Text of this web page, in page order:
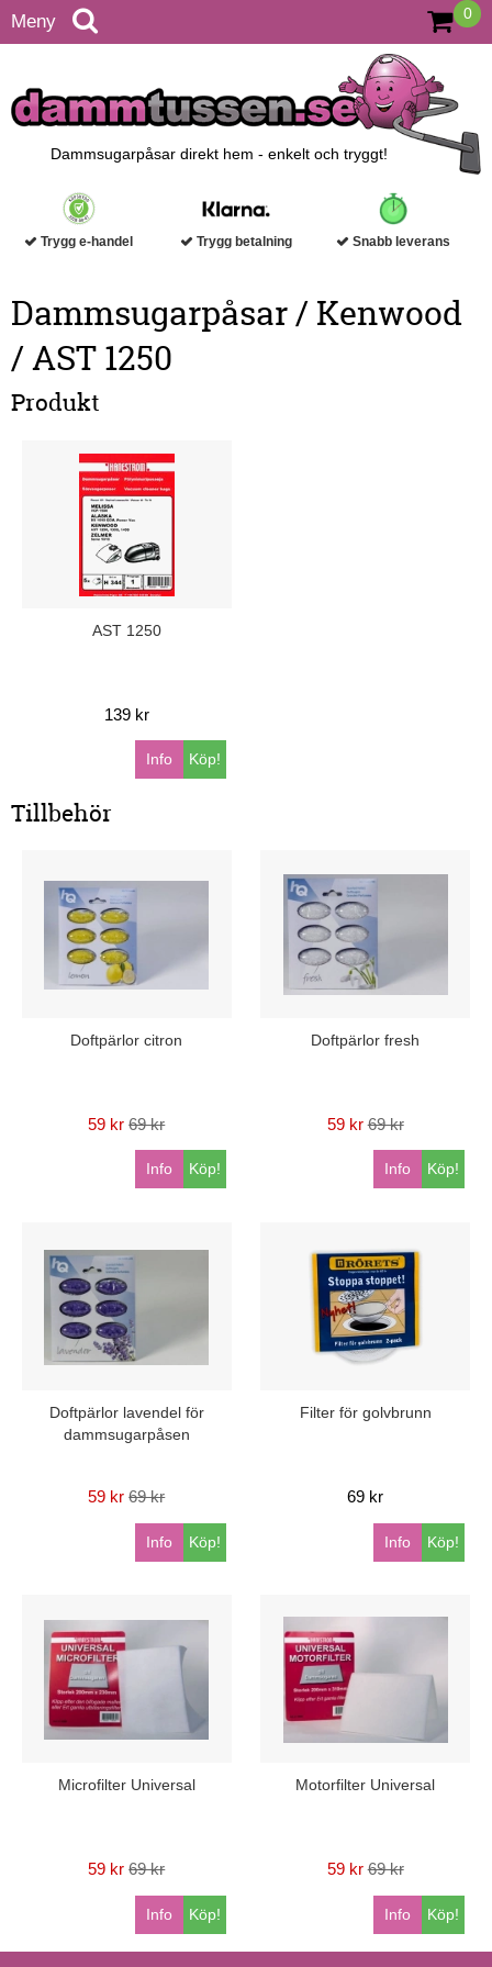
Meny 0
Dammsugarpåsar direkt hem - enkelt och tryggt!
Trygg e-handel Trygg betalning Snabb leverans
Dammsugarpåsar / Kenwood
/ AST 1250
Produkt
AST 1250
139 kr
Köp!
Info
Tillbehör
Doftpärlor citron
59 kr 69 kr
Köp!
Info
Doftpärlor fresh
59 kr 69 kr
Köp!
Info
Doftpärlor lavendel för
dammsugarpåsen
59 kr 69 kr
Köp!
Info
Filter för golvbrunn
69 kr
Köp!
Info
Microfilter Universal
59 kr 69 kr
Köp!
Info
Motorfilter Universal
59 kr 69 kr
Köp!
Info